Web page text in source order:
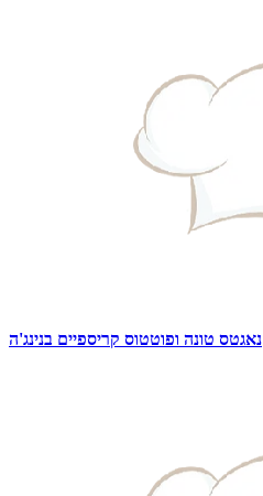
נאגטס טונה ופוטטוס קריספיים בנינג'ה